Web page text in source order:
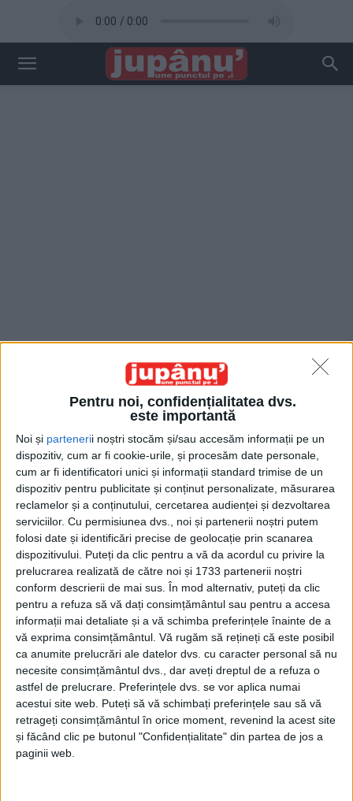
Pentru noi, confidențialitatea dvs.
este importantă
Noi și partenerii noștri stocăm și/sau accesăm informații pe un
dispozitiv, cum ar fi cookie-urile, și procesăm date personale,
cum ar fi identificatori unici și informații standard trimise de un
dispozitiv pentru publicitate și conținut personalizate, măsurarea
reclamelor și a conținutului, cercetarea audienței și dezvoltarea
serviciilor. Cu permisiunea dvs., noi și partenerii noștri putem
folosi date și identificări precise de geolocație prin scanarea
dispozitivului. Puteți da clic pentru a vă da acordul cu privire la
prelucrarea realizată de către noi și 1733 partenerii noștri
conform descrierii de mai sus. În mod alternativ, puteți da clic
pentru a refuza să vă dați consimțământul sau pentru a accesa
informații mai detaliate și a vă schimba preferințele înainte de a
vă exprima consimțământul. Vă rugăm să rețineți că este posibil
ca anumite prelucrări ale datelor dvs. cu caracter personal să nu
necesite consimțământul dvs., dar aveți dreptul de a refuza o
astfel de prelucrare. Preferințele dvs. se vor aplica numai
acestui site web. Puteți să vă schimbați preferințele sau să vă
retrageți consimțământul în orice moment, revenind la acest site
și făcând clic pe butonul "Confidențialitate" din partea de jos a
paginii web.
Acasă Etichete Sorin Cîmpeanu
Etichetă: Sorin Cîmpeanu
Deca, nu Mecca
Jupanu - 1 iulie 2023
Domnilor Jupâni,